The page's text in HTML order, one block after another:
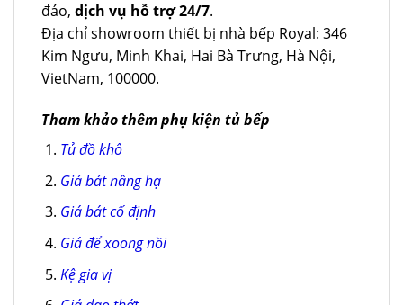
đáo, dịch vụ hỗ trợ 24/7.
Địa chỉ showroom thiết bị nhà bếp Royal: 346
Kim Ngưu, Minh Khai, Hai Bà Trưng, Hà Nội,
VietNam, 100000.
Tham khảo thêm phụ kiện tủ bếp
Tủ đồ khô
Giá bát nâng hạ
Giá bát cố định
Giá để xoong nồi
Kệ gia vị